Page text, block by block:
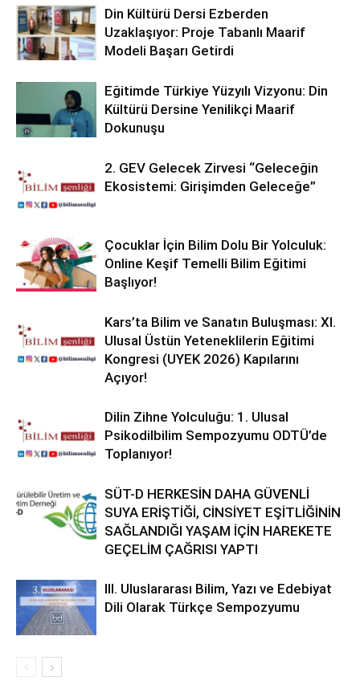
Din Kültürü Dersi Ezberden
Uzaklaşıyor: Proje Tabanlı Maarif
Modeli Başarı Getirdi
Eğitimde Türkiye Yüzyılı Vizyonu: Din
Kültürü Dersine Yenilikçi Maarif
Dokunuşu
2. GEV Gelecek Zirvesi “Geleceğin
Ekosistemi: Girişimden Geleceğe”
Çocuklar İçin Bilim Dolu Bir Yolculuk:
Online Keşif Temelli Bilim Eğitimi
Başlıyor!
Kars’ta Bilim ve Sanatın Buluşması: XI.
Ulusal Üstün Yeteneklilerin Eğitimi
Kongresi (UYEK 2026) Kapılarını
Açıyor!
Dilin Zihne Yolculuğu: 1. Ulusal
Psikodilbilim Sempozyumu ODTÜ’de
Toplanıyor!
SÜT-D HERKESİN DAHA GÜVENLİ
SUYA ERİŞTİĞİ, CİNSİYET EŞİTLİĞİNİN
SAĞLANDIĞI YAŞAM İÇİN HAREKETE
GEÇELİM ÇAĞRISI YAPTI
III. Uluslararası Bilim, Yazı ve Edebiyat
Dili Olarak Türkçe Sempozyumu